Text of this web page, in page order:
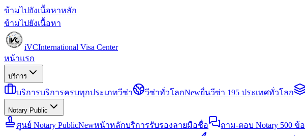
ข้ามไปยังเนื้อหาหลัก
ข้ามไปยังเนื้อหา
iVCInternational Visa Center
หน้าแรก
บริการ
บริการบริการครบทุกประเภทวีซ่า วีซ่าทั่วโลกNewยื่นวีซ่า 195 ประเทศทั่วโลก
Notary Public
ศูนย์ Notary PublicNewหน้าหลักบริการรับรองลายมือชื่อ ถาม-ตอบ Notary 500 ข้อ